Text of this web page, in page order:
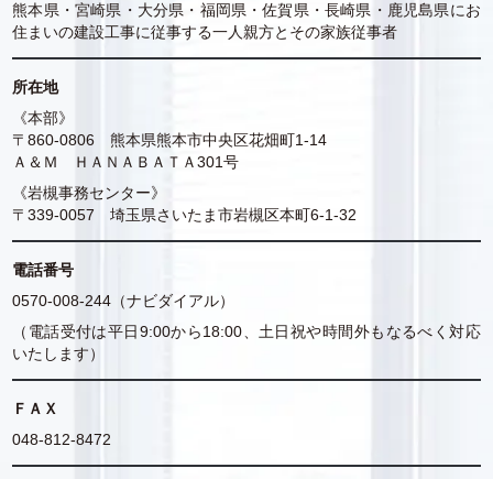
熊本県・宮崎県・大分県・福岡県・佐賀県・長崎県・鹿児島県にお
住まいの建設工事に従事する一人親方とその家族従事者
所在地
《本部》
〒860-0806 熊本県熊本市中央区花畑町1-14
Ａ＆Ｍ ＨＡＮＡＢＡＴＡ301号
《岩槻事務センター》
〒339-0057 埼玉県さいたま市岩槻区本町6-1-32
電話番号
0570-008-244（ナビダイアル）
（電話受付は平日9:00から18:00、土日祝や時間外もなるべく対応
いたします）
ＦＡＸ
048-812-8472